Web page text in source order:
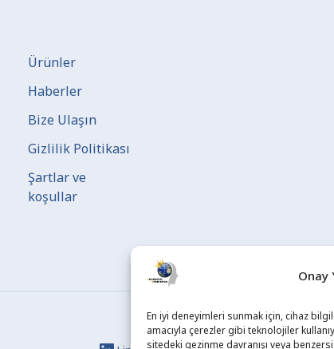
Onay
En iyi deneyimleri sunmak için, cihaz
amacıyla çerezler gibi teknolojiler
sitedeki gezinme davranışı veya
Ürünler
Haberler
Bize Ulaşın
Gizlilik Politikası
Şartlar ve
koşullar